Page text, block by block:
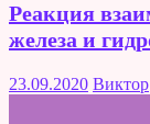
Реакция
железа и
23.09.2020 Виктор